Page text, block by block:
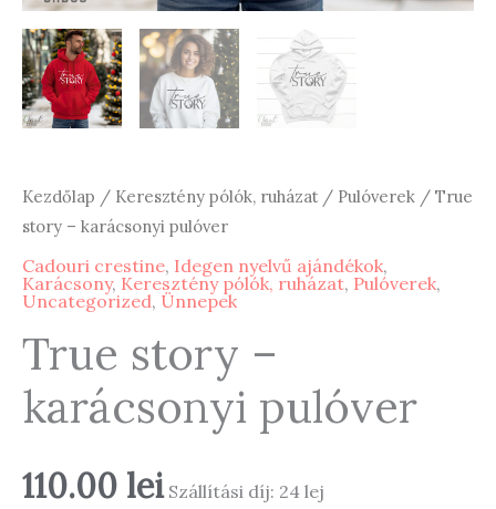
Kezdőlap / Keresztény pólók, ruházat / Pulóverek / True
story – karácsonyi pulóver
Cadouri crestine, Idegen nyelvű ajándékok,
Karácsony, Keresztény pólók, ruházat, Pulóverek,
Uncategorized, Ünnepek
True story –
karácsonyi pulóver
110.00 lei Szállítási díj: 24 lej